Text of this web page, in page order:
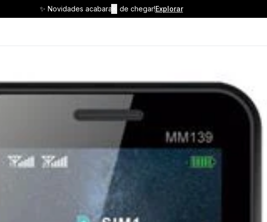
✨ Novidades acabaram de chegar!Explorar